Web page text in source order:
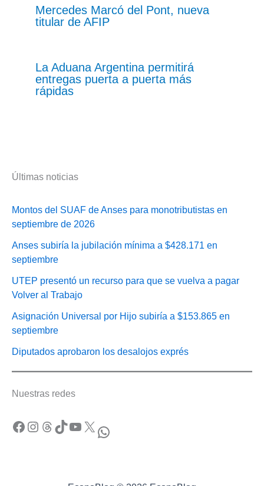
Mercedes Marcó del Pont, nueva
titular de AFIP
La Aduana Argentina permitirá
entregas puerta a puerta más
rápidas
Últimas noticias
Montos del SUAF de Anses para monotributistas en
septiembre de 2026
Anses subiría la jubilación mínima a $428.171 en
septiembre
UTEP presentó un recurso para que se vuelva a pagar
Volver al Trabajo
Asignación Universal por Hijo subiría a $153.865 en
septiembre
Diputados aprobaron los desalojos exprés
Nuestras redes
Facebook Instagram Threads TikTok YouTube X WhatsApp